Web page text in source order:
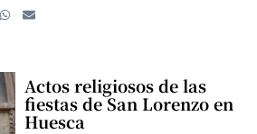
Actos religiosos de las
fiestas de San Lorenzo en
Huesca